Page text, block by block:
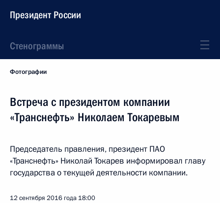
Президент России
Стенограммы
Фотографии
Встреча с президентом компании
«Транснефть» Николаем Токаревым
Председатель правления, президент ПАО
«Транснефть» Николай Токарев информировал главу
государства о текущей деятельности компании.
12 сентября 2016 года 18:00